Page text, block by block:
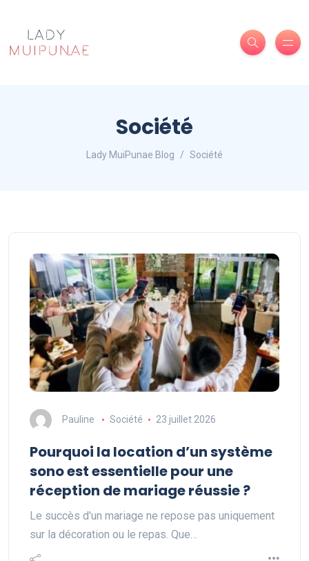
Société
Lady MuiPunae Blog Société
Pauline Société 23 juillet 2026
Pourquoi la location d’un système
sono est essentielle pour une
réception de mariage réussie ?
Le succès d'un mariage ne repose pas uniquement
sur la décoration ou le repas. Que…